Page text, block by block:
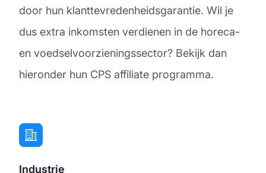
door hun klanttevredenheidsgarantie. Wil je
dus extra inkomsten verdienen in de horeca-
en voedselvoorzieningssector? Bekijk dan
hieronder hun CPS affiliate programma.
Industrie